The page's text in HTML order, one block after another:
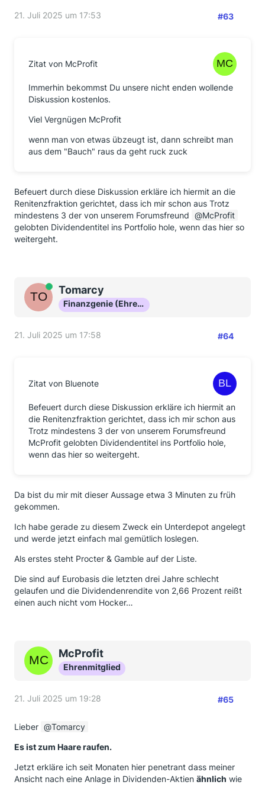
21. Juli 2025 um 17:53 #63
Zitat von McProfit
Immerhin bekommst Du unsere nicht enden wollende
Diskussion kostenlos.
Viel Vergnügen McProfit
wenn man von etwas übzeugt ist, dann schreibt man
aus dem "Bauch" raus da geht ruck zuck
Befeuert durch diese Diskussion erkläre ich hiermit an die
Renitenzfraktion gerichtet, dass ich mir schon aus Trotz
mindestens 3 der von unserem Forumsfreund
McProfit
gelobten Dividendentitel ins Portfolio hole, wenn das hier so
weitergeht.
OnlineTomarcy
Finanzgenie (Ehrenmitglied)
21. Juli 2025 um 17:58 #64
Zitat von Bluenote
Befeuert durch diese Diskussion erkläre ich hiermit an
die Renitenzfraktion gerichtet, dass ich mir schon aus
Trotz mindestens 3 der von unserem Forumsfreund
McProfit gelobten Dividendentitel ins Portfolio hole,
wenn das hier so weitergeht.
Da bist du mir mit dieser Aussage etwa 3 Minuten zu früh
gekommen.
Ich habe gerade zu diesem Zweck ein Unterdepot angelegt
und werde jetzt einfach mal gemütlich loslegen.
Als erstes steht Procter & Gamble auf der Liste.
Die sind auf Eurobasis die letzten drei Jahre schlecht
gelaufen und die Dividendenrendite von 2,66 Prozent reißt
einen auch nicht vom Hocker…
McProfit
Ehrenmitglied
21. Juli 2025 um 19:28 #65
Lieber
Tomarcy
Es ist zum Haare raufen.
Jetzt erkläre ich seit Monaten hier penetrant dass meiner
Ansicht nach eine Anlage in Dividenden-Aktien ähnlich wie